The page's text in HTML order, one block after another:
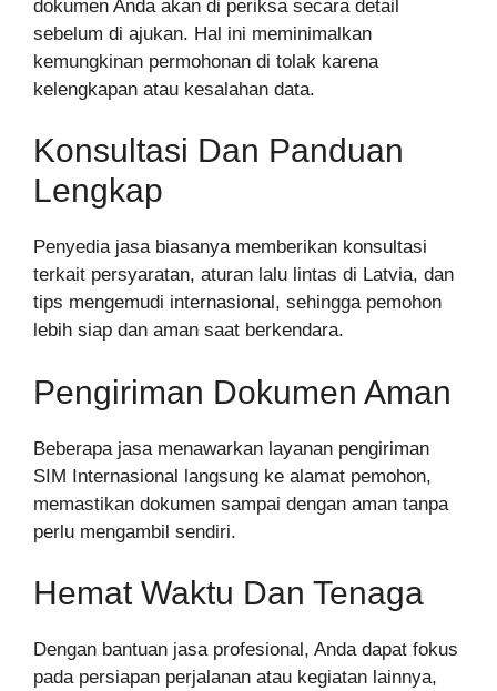
dokumen Anda akan di periksa secara detail
sebelum di ajukan. Hal ini meminimalkan
kemungkinan permohonan di tolak karena
kelengkapan atau kesalahan data.
Konsultasi Dan Panduan
Lengkap
Penyedia jasa biasanya memberikan konsultasi
terkait persyaratan, aturan lalu lintas di Latvia, dan
tips mengemudi internasional, sehingga pemohon
lebih siap dan aman saat berkendara.
Pengiriman Dokumen Aman
Beberapa jasa menawarkan layanan pengiriman
SIM Internasional langsung ke alamat pemohon,
memastikan dokumen sampai dengan aman tanpa
perlu mengambil sendiri.
Hemat Waktu Dan Tenaga
Dengan bantuan jasa profesional, Anda dapat fokus
pada persiapan perjalanan atau kegiatan lainnya,